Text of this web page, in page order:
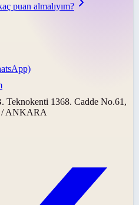
puan almalıyım?
Teknokenti 1368. Cadde No.61,
/ ANKARA